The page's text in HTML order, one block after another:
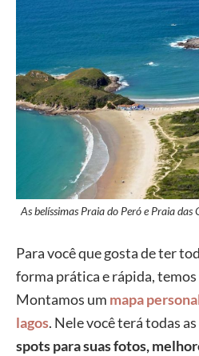
As belíssimas Praia do Peró e Praia
Para você que gosta de ter
forma prática e rápida, temos
Montamos um mapa
lagos. Nele você terá todas
spots para suas fotos,